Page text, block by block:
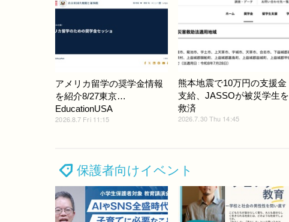
アメリカ留学の奨学金情報
を紹介8/27東京…
EducationUSA
2026.8.7 Fri 11:15
熊本地震で10万円の支援金
支給、JASSOが被災学生を
救済
2026.7.30 Thu 14:45
保護者向けイベント